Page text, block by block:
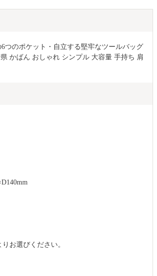
つのポケット・自立する堅牢なツールバッグ
かばん おしゃれ シンプル 大容量 手持ち 肩
お選びください。